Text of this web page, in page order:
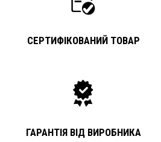
СЕРТИФІКОВАНИЙ ТОВАР
ГАРАНТІЯ ВІД ВИРОБНИКА